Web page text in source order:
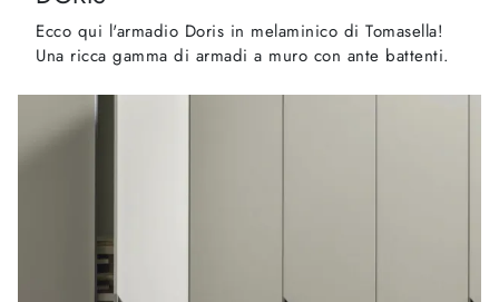
Ecco qui l'armadio Doris in melaminico di Tomasella!
Una ricca gamma di armadi a muro con ante battenti.